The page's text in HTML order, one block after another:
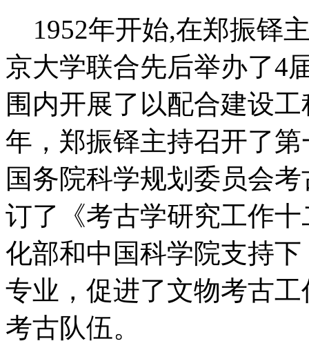
1952年开始,在郑振铎
京大学联合先后举办了4
围内开展了以配合建设
年，郑振铎主持召开了
国务院科学规划委员会
订了《考古学研究工作
化部和中国科学院支持
专业，促进了文物考古
考古队伍。